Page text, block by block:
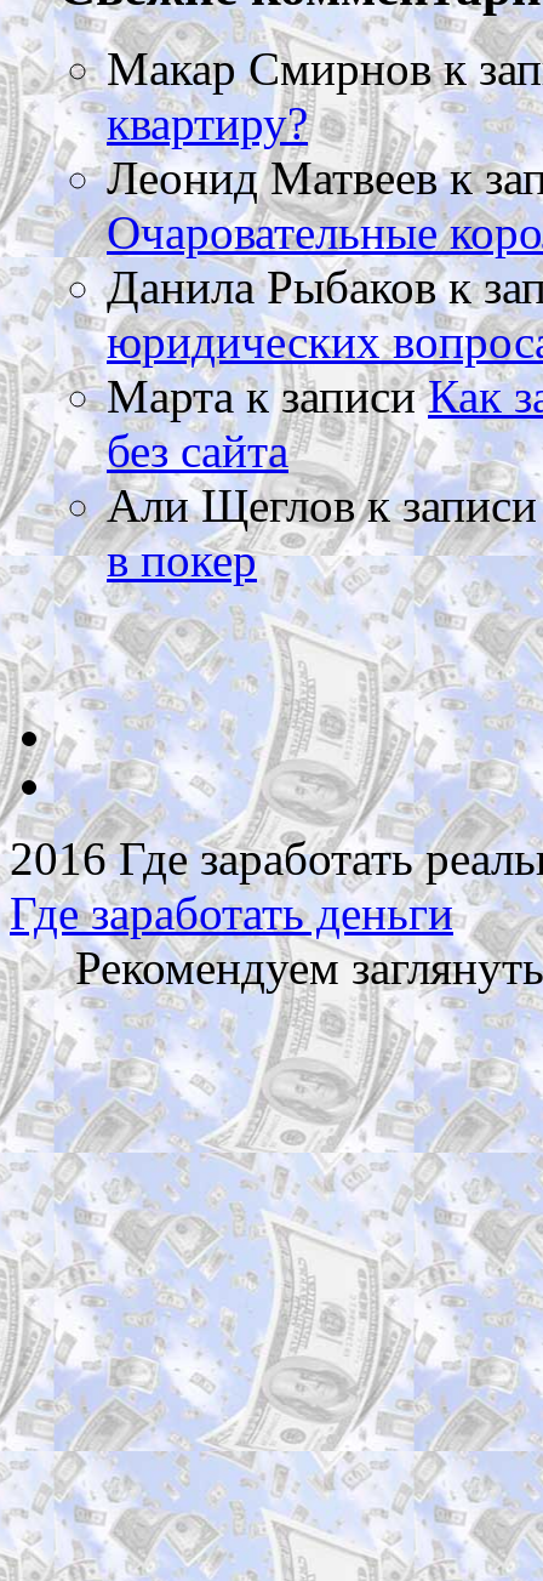
Макар Смирновк
квартиру?
Леонид Матвеевк
Очаровательные
Данила Рыбаковк
юридических
Мартак записиКак
без сайта
Али Щегловк
в покер
2016 Где заработать
Где заработать деньги
Рекомендуем